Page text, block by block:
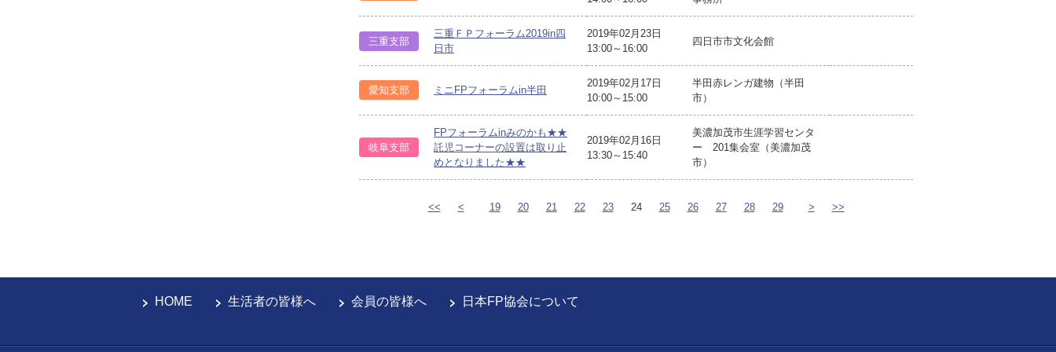
三重支部
三重ＦＰフォーラム2019in四
日市
2019年02月23日
13:00～16:00
四日市市文化会館
愛知支部 ミニFPフォーラムin半田
2019年02月17日
10:00～15:00
半田赤レンガ建物（半田
市）
岐阜支部
FPフォーラムinみのかも★★
託児コーナーの設置は取り止
めとなりました★★
2019年02月16日
13:30～15:40
美濃加茂市生涯学習センタ
ー 201集会室（美濃加茂
市）
<< < 19 20 21 22 23 24 25 26 27 28 29 > >>
HOME 生活者の皆様へ 会員の皆様へ 日本FP協会について